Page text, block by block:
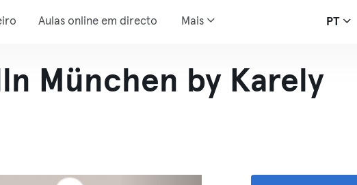
Aulas online em directo Mais PT
München by Karely